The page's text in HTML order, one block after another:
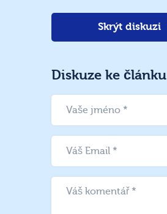
Skrýt diskuzi
Diskuze ke článku